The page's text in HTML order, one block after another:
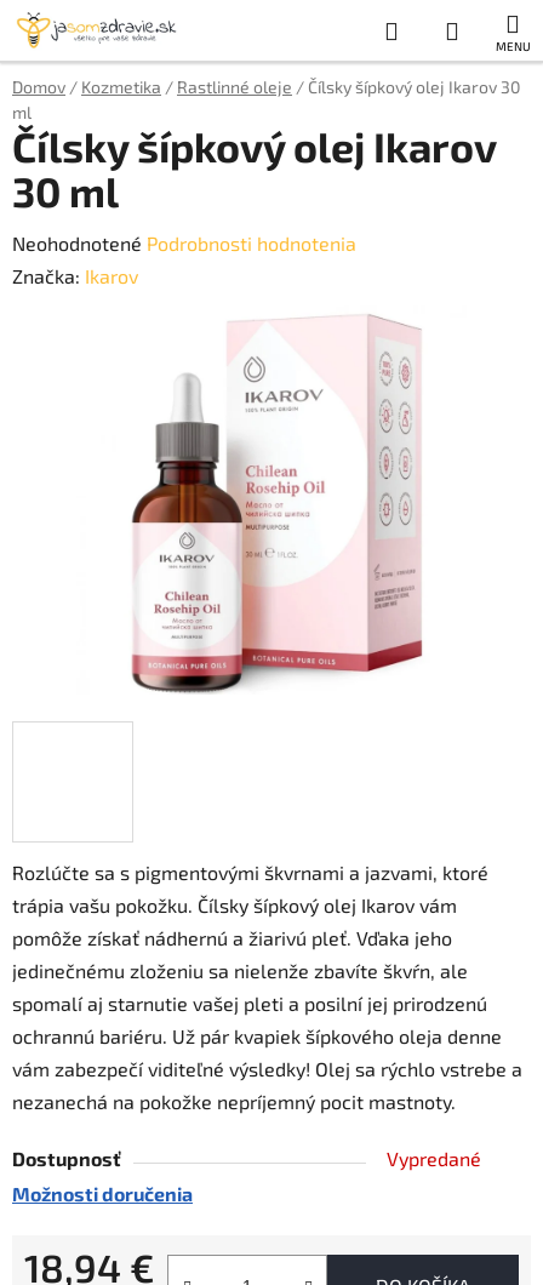
Prejsť
obsah
Hľadať
KOŠÍK
Domov / Kozmetika / Rastlinné oleje / Čílsky šípkový olej Ikarov 30
ml
Rozlúčte sa s pigmentovými škvrnami a jazvami, ktoré
trápia vašu pokožku. Čílsky šípkový olej Ikarov vám
pomôže získať nádhernú a žiarivú pleť. Vďaka jeho
jedinečnému zloženiu sa nielenže zbavíte škvŕn, ale
spomalí aj starnutie vašej pleti a posilní jej prirodzenú
ochrannú bariéru. Už pár kvapiek šípkového oleja denne
vám zabezpečí viditeľné výsledky! Olej sa rýchlo vstrebe a
nezanechá na pokožke nepríjemný pocit mastnoty.
Dostupnosť
Vypredané
Možnosti doručenia
18,94 €
Čílsky šípkový olej Ikarov
30 ml
Priemerné
hodnotenie
Neohodnotené Podrobnosti hodnotenia
Značka: Ikarov